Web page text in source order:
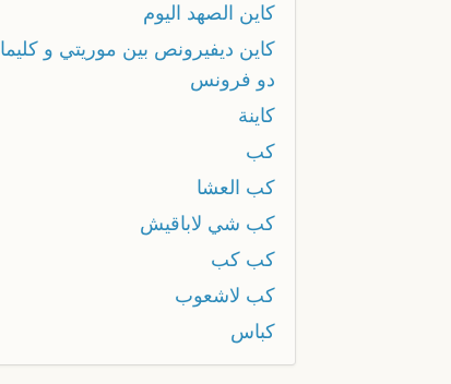
كاين الصهد اليوم
كاين ديفيرونص بين موريتي و كليما
دو فرونس
كاينة
كب
كب العشا
كب شي لاباقيش
كب كب
كب لاشعوب
كباس